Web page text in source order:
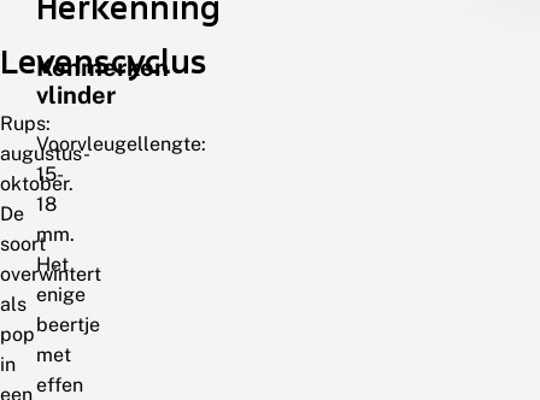
Levenscyclus
Rups:
augustus-
oktober.
De
soort
overwintert
als
pop
in
een
Kenmerken
vlinder
Voorvleugellengte:
15-
18
mm.
Het
enige
beertje
met
effen